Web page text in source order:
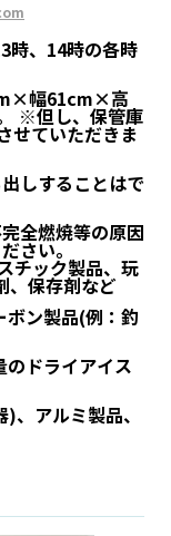
時、14時の各時
幅61cm×高
※但し、保管庫
せていただきま
しすることはで
全燃焼等の原因
さい。
チック製品、玩
、保存剤など
ボン製品(例：釣
のドライアイス
、アルミ製品、